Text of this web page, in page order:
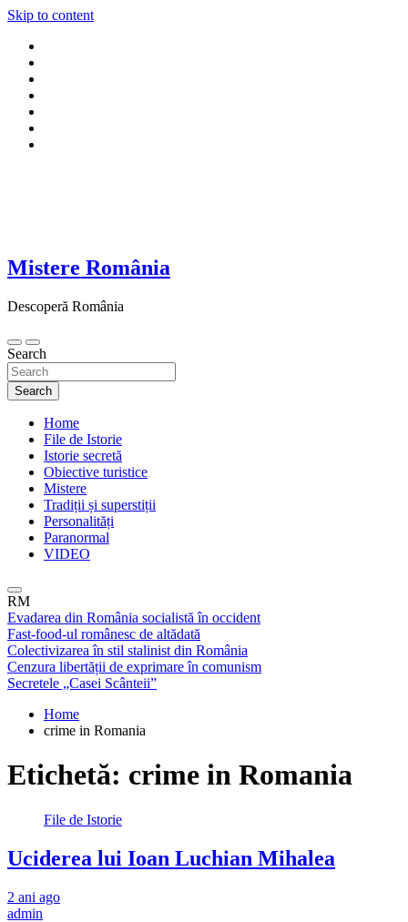
Skip to content
Mistere România
Descoperă România
Search
Search
Home
File de Istorie
Istorie secretă
Obiective turistice
Mistere
Tradiții și superstiții
Personalități
Paranormal
VIDEO
RM
Evadarea din România socialistă în occident
Fast-food-ul românesc de altădată
Colectivizarea în stil stalinist din România
Cenzura libertății de exprimare în comunism
Secretele „Casei Scânteii”
Home
crime in Romania
Etichetă: crime in Romania
File de Istorie
Uciderea lui Ioan Luchian Mihalea
2 ani ago
admin